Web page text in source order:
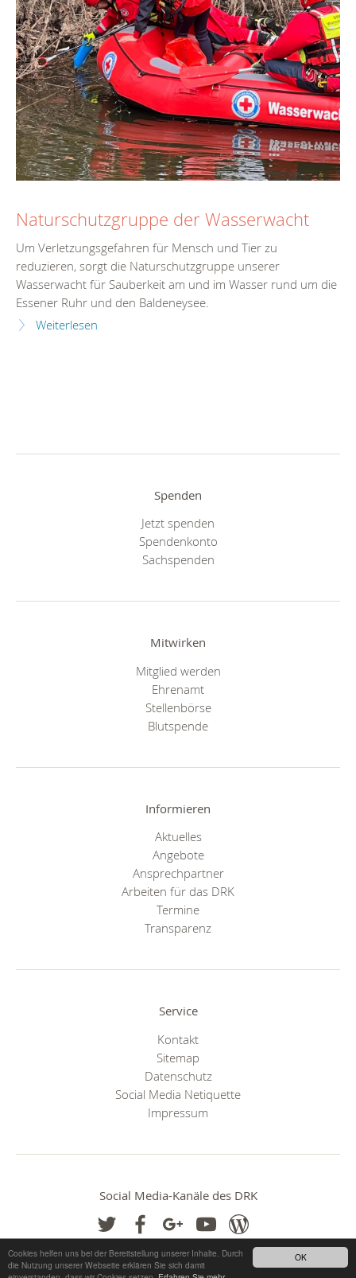
OK
Cookies helfen uns bei der Bereitstellung unserer Inhalte. Durch
die Nutzung unserer Webseite erklären Sie sich damit
Naturschutzgruppe der Wasserwacht
Um Verletzungsgefahren für Mensch und Tier zu
reduzieren, sorgt die Naturschutzgruppe unserer
Wasserwacht für Sauberkeit am und im Wasser rund um die
Essener Ruhr und den Baldeneysee.
Weiterlesen
Spenden
Jetzt spenden
Spendenkonto
Sachspenden
Mitwirken
Mitglied werden
Ehrenamt
Stellenbörse
Blutspende
Informieren
Aktuelles
Angebote
Ansprechpartner
Arbeiten für das DRK
Termine
Transparenz
Service
Kontakt
Sitemap
Datenschutz
Social Media Netiquette
Impressum
Social Media-Kanäle des DRK